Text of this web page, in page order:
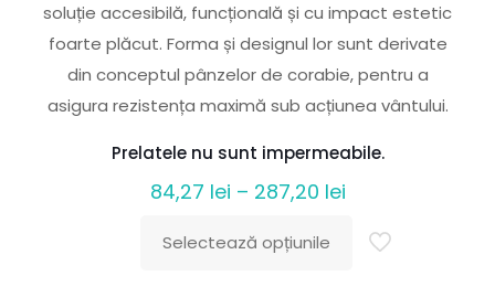
soluție accesibilă, funcțională și cu impact estetic
foarte plăcut. Forma și designul lor sunt derivate
din conceptul pânzelor de corabie, pentru a
asigura rezistența maximă sub acțiunea vântului.
Prelatele nu sunt impermeabile.
84,27 lei – 287,20 leiInterval
prețuri:
Selectează opțiunile
Acest